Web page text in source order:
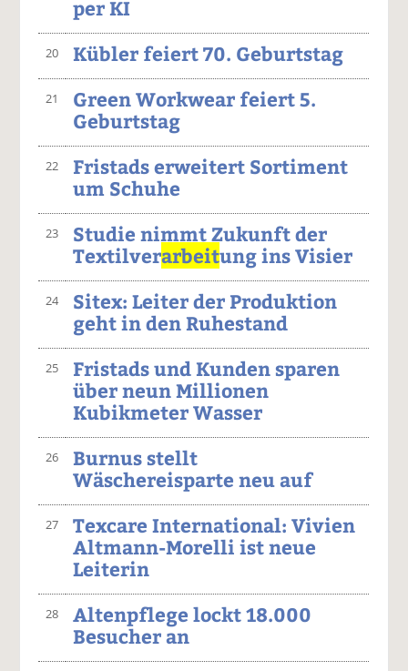
per KI
20 Kübler feiert 70. Geburtstag
21
Green Workwear feiert 5.
Geburtstag
22
Fristads erweitert Sortiment
um Schuhe
23
Studie nimmt Zukunft der
Textilverarbeitung ins Visier
24
Sitex: Leiter der Produktion
geht in den Ruhestand
25
Fristads und Kunden sparen
über neun Millionen
Kubikmeter Wasser
26
Burnus stellt
Wäschereisparte neu auf
27
Texcare International: Vivien
Altmann-Morelli ist neue
Leiterin
28
Altenpflege lockt 18.000
Besucher an